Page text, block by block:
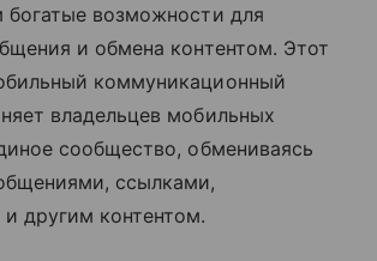
богатые возможности для
и обмена контентом. Этот
коммуникационный
владельцев мобильных
сообщество, обмениваясь
ссылками,
другим контентом.